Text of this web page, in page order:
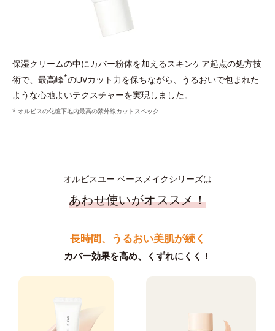
保湿クリームの中にカバー粉体を加えるスキンケア起点の処方技
術で、最高峰*のUVカット力を保ちながら、うるおいで包まれた
ような心地よいテクスチャーを実現しました。
* オルビスの化粧下地内最高の紫外線カットスペック
オルビスユー ベースメイクシリーズは
あわせ使いがオススメ！
長時間、うるおい美肌が続く
カバー効果を高め、くずれにくく！